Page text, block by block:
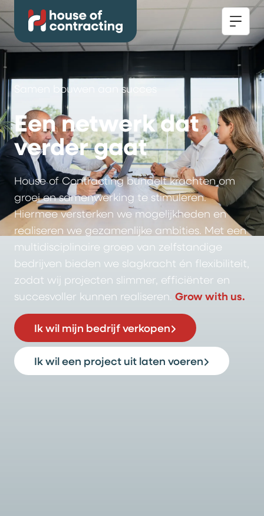
Samen bouwen aan succes
Een netwerk dat
verder gaat
House of Contracting bundelt krachten om
groei en samenwerking te stimuleren.
Hiermee versterken we mogelijkheden en
realiseren we gezamenlijke ambities. Met een
multidisciplinaire groep van zelfstandige
bedrijven bieden we slagkracht én flexibiliteit,
zodat wij projecten slimmer, efficiënter en
succesvoller kunnen realiseren. Grow with us.
Ik wil mijn bedrijf verkopen
Ik wil een project uit laten voeren